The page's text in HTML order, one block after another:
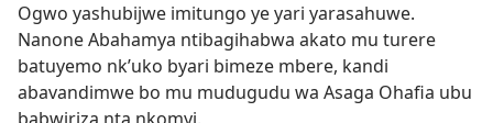
Ogwo yashubijwe imitungo ye yari yarasahuwe.
Nanone Abahamya ntibagihabwa akato mu turere
batuyemo nk’uko byari bimeze mbere, kandi
abavandimwe bo mu mudugudu wa Asaga Ohafia ubu